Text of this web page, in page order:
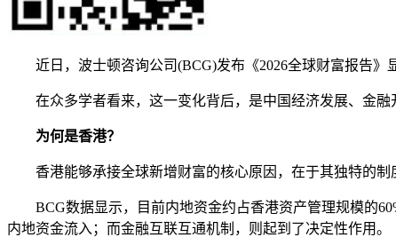
近日，波士顿咨询公司(BCG)发布《2026全球财富报告
在众多学者看来，这一变化背后，是中国经济发展、金
为何是香港？
香港能够承接全球新增财富的核心原因，在于其独特的制
BCG数据显示，目前内地资金约占香港资产管理规模的
内地资金流入；而金融互联互通机制，则起到了决定性作用。